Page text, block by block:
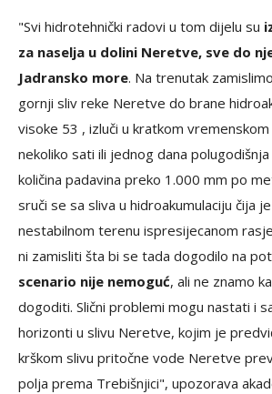
"Svi hidrotehnički radovi u tom dijelu su
za naselja u dolini Neretve, sve do
Jadransko more. Na trenutak
gornji sliv reke Neretve do brane
visoke 53 , izluči u kratkom
nekoliko sati ili jednog dana
količina padavina preko 1.000 mm po
sruči se sa sliva u hidroakumulaciju čija
nestabilnom terenu ispresijecanom
ni zamisliti šta bi se tada dogodilo na
scenario nije nemoguć, ali ne znamo
dogoditi. Slični problemi mogu nastati i
horizonti u slivu Neretve, kojim je
krškom slivu pritočne vode Neretve
polja prema Trebišnjici", upozorava